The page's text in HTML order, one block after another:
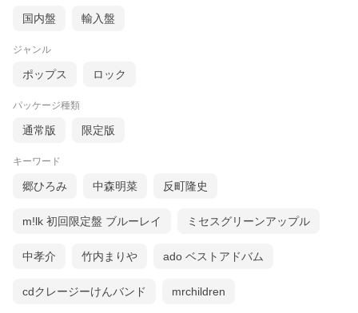
国内盤 輸入盤
ジャンル
ポップス ロック
パッケージ種類
通常版 限定版
キーワード
郷ひろみ 中森明菜 反町隆史
m!lk 初回限定盤 ブルーレイ ミセスグリーンアップル
中孝介 竹内まりや ado ベストアドバム
cdクレージーけんバンド mrchildren